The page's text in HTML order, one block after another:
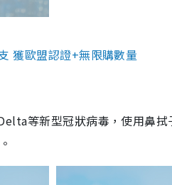
獲歐盟認證+無限購數量
等新型冠狀病毒，使用鼻拭